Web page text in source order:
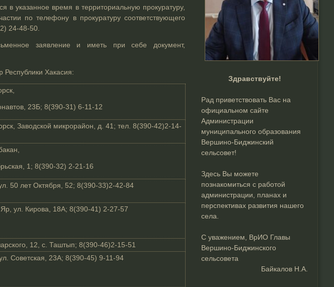
указанное время в территориальную прокуратуру,
по телефону в прокуратуру соответствующего
24-48-50.
заявление и иметь при себе документ,
Республики Хакасия:
23Б; 8(390-31) 6-11-12
Заводской микрорайон, д. 41; тел. 8(390-42)2-14-
1; 8(390-32) 2-21-16
50 лет Октября, 52; 8(390-33)2-42-84
ул. Кирова, 18А; 8(390-41) 2-27-57
12, с. Таштып; 8(390-46)2-15-51
Советская, 23А; 8(390-45) 9-11-94
Здравствуйте!
Рад приветствовать Вас на
официальном сайте
Администрации
муниципального образования
Вершино-Биджинский
сельсовет!
Здесь Вы можете
познакомиться с работой
администрации, планах и
перспективах развития нашего
села.
С уважением, ВрИО Главы
Вершино-Биджинского
сельсовета
Байкалов Н.А.